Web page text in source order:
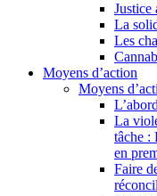
Justice
La
Les
Moyens d’action
Moyens
La
tâche :
en
Faire